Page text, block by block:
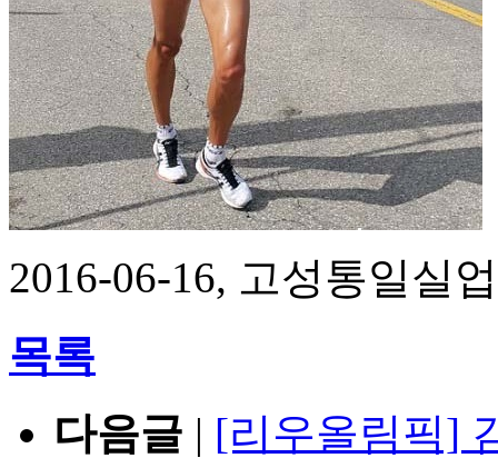
2016-06-16, 고성통일실
목록
다음글 | [리우올림픽]